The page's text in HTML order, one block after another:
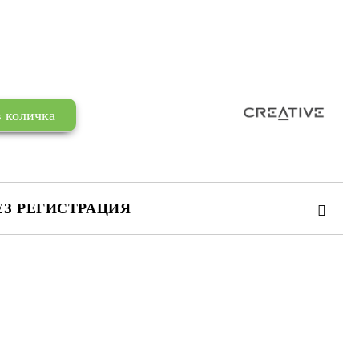
РЕГИСТРАЦИЯ